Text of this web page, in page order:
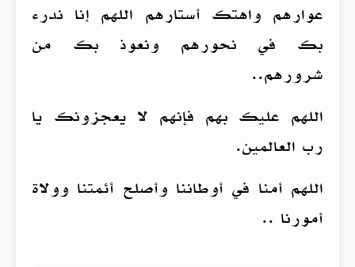
عوارهم واهتك أستارهم اللهم إنا ندرء
بك في نحورهم ونعوذ بك من
شرورهم..
اللهم عليك بهم فإنهم لا يعجزونك يا
رب العالمين.
اللهم أمنا في أوطاننا وأصلح أئمتنا وولاة
أمورنا ..